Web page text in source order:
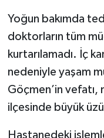
Yoğun bakımda
doktorların tüm
kurtarılamadı. İç
nedeniyle yaşam
Göçmen’in vefatı,
ilçesinde büyük
Hastanedeki